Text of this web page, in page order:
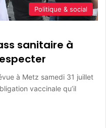
Politique & social
sanitaire à
à Metz samedi 31 juillet
vaccinale qu’il